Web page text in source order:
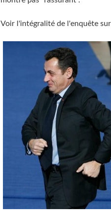
Voir l'intégralité de l'enquête sur